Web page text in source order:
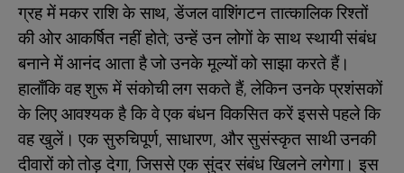
ग्रह में मकर राशि के साथ, डेंजल वाशिंगटन तात्कालिक रिश्तों
की ओर आकर्षित नहीं होते; उन्हें उन लोगों के साथ स्थायी संबंध
बनाने में आनंद आता है जो उनके मूल्यों को साझा करते हैं।
हालाँकि वह शुरू में संकोची लग सकते हैं, लेकिन उनके प्रशंसकों
के लिए आवश्यक है कि वे एक बंधन विकसित करें इससे पहले कि
वह खुलें। एक सुरुचिपूर्ण, साधारण, और सुसंस्कृत साथी उनकी
दीवारों को तोड़ देगा, जिससे एक सुंदर संबंध खिलने लगेगा। इस